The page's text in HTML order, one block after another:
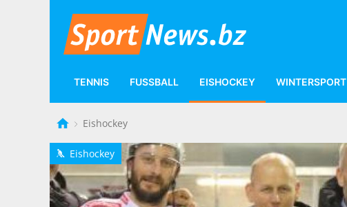
TENNIS FUSSBALL EISHOCKEY WINTERSPORT
Eishockey
h Eishockey